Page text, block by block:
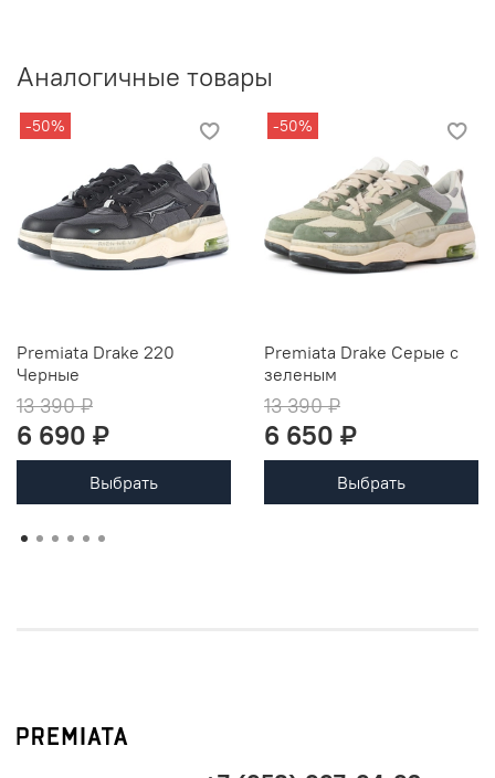
Аналогичные товары
-50%
Premiata Drake 220
Черные
13 390 ₽
6 690 ₽
Выбрать
-50%
Premiata Drake Серые с
зеленым
13 390 ₽
6 650 ₽
Выбрать